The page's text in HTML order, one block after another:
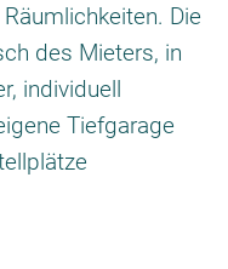
Die
des Mieters, in
individuell
Tiefgarage